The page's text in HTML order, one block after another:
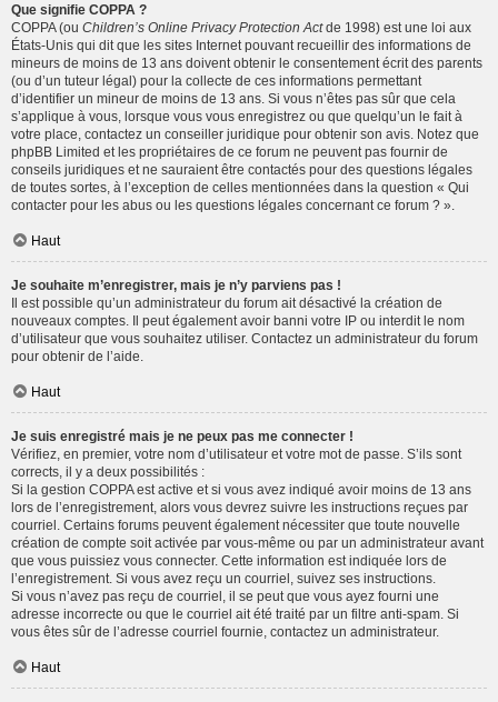
Que signifie COPPA ?
COPPA (ou Children’s Online Privacy Protection Actde 1998) est une loi aux
États-Unis qui dit que les sites Internet pouvant recueillir des informations de
mineurs de moins de 13 ans doivent obtenir le consentement écrit des parents
(ou d’un tuteur légal) pour la collecte de ces informations permettant
d’identifier un mineur de moins de 13 ans. Si vous n’êtes pas sûr que cela
s’applique à vous, lorsque vous vous enregistrez ou que quelqu’un le fait à
votre place, contactez un conseiller juridique pour obtenir son avis. Notez que
phpBB Limited et les propriétaires de ce forum ne peuvent pas fournir de
conseils juridiques et ne sauraient être contactés pour des questions légales
de toutes sortes, à l’exception de celles mentionnées dans la question « Qui
contacter pour les abus ou les questions légales concernant ce forum ? ».
Haut
Je souhaite m’enregistrer, mais je n’y parviens pas !
Il est possible qu’un administrateur du forum ait désactivé la création de
nouveaux comptes. Il peut également avoir banni votre IP ou interdit le nom
d’utilisateur que vous souhaitez utiliser. Contactez un administrateur du forum
pour obtenir de l’aide.
Haut
Je suis enregistré mais je ne peux pas me connecter !
Vérifiez, en premier, votre nom d’utilisateur et votre mot de passe. S’ils sont
corrects, il y a deux possibilités :
Si la gestion COPPA est active et si vous avez indiqué avoir moins de 13 ans
lors de l’enregistrement, alors vous devrez suivre les instructions reçues par
courriel. Certains forums peuvent également nécessiter que toute nouvelle
création de compte soit activée par vous-même ou par un administrateur avant
que vous puissiez vous connecter. Cette information est indiquée lors de
l’enregistrement. Si vous avez reçu un courriel, suivez ses instructions.
Si vous n’avez pas reçu de courriel, il se peut que vous ayez fourni une
adresse incorrecte ou que le courriel ait été traité par un filtre anti-spam. Si
vous êtes sûr de l’adresse courriel fournie, contactez un administrateur.
Haut